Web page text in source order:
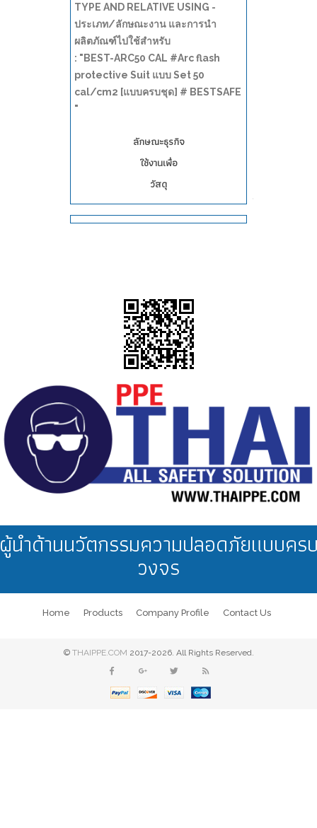
TYPE AND RELATIVE USING -
ประเภท/ลักษณะงาน และการนำ
ผลิตภัณฑ์ไปใช้สำหรับ
: "BEST-ARC50 CAL #Arc flash
protective Suit แบบ Set 50
cal/cm2 [แบบครบชุด] # BESTSAFE
"
ลักษณะธุรกิจ
ใช้งานเพื่อ
วัสดุ
นำด้านนวัตกรรมความปลอดภัยแบบคร
วงจร
Home Products Company Profile Contact Us
© THAIPPE.COM 2017-2026. All Rights Reserved.